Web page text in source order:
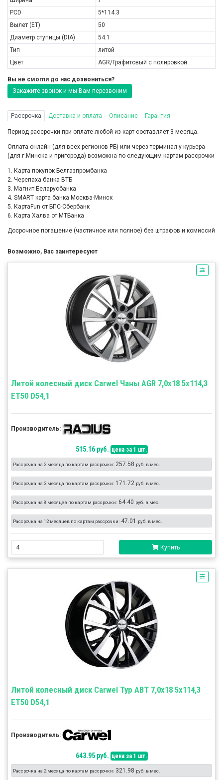
PCD
5*114.3
Вылет (ET)
50
Диаметр ступицы (DIA)
54.1
Тип
литой
Цвет
AGR/Графитовый с полировкой
Вы не смогли до нас дозвониться?
Закажите звонок и мы Вам перезвоним
Рассрочка Доставка и оплата Описание Гарантия
Период рассрочки при оплате любой из карт составляет 3 месяца.
Оплата онлайн (для всех регионов РБ) или через терминал у курьера
(для г.Минска и пригорода) возможна по следующим картам рассрочки
1. Карта покупок Белгазпромбанка
2. Черепаха банка ВТБ
3. Магнит Беларусбанка
4. SMART карта банка Москва-Минск
5. КартаFun от БПС-Сбербанк
6. Карта Халва от МТБанка
Досрочное погашение (частичное или полное) без штрафов и комиссий
Возможно, Вас заинтересуют
Литой колесный диск Carwel Чаны AGR 7,0x18 5x114,3
ET50 D54,1
Производитель:
515.16 руб. цена за 1 шт.
Рассрочка на 2 месяца по картам рассрочки: 257.58 руб. в мес.
Рассрочка на 3 месяца по картам рассрочки: 171.72 руб. в мес.
Рассрочка на 8 месяцев по картам рассрочки: 64.40 руб. в мес.
Рассрочка на 12 месяцев по картам рассрочки: 47.01 руб. в мес.
Купить
Литой колесный диск Carwel Тур ABT 7,0x18 5x114,3
ET50 D54,1
Производитель:
643.95 руб. цена за 1 шт.
Рассрочка на 2 месяца по картам рассрочки: 321.98 руб. в мес.